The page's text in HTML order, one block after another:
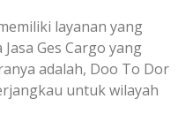
layanan yang
Ges Cargo yang
adalah, Doo To Dor
untuk wilayah